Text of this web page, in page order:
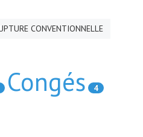
CONVENTIONNELLE
Congés 4